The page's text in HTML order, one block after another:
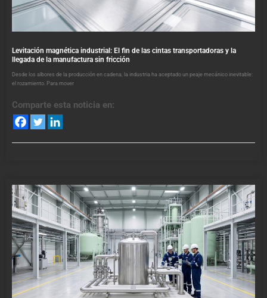
Levitación magnética industrial: El fin de las cintas transportadoras y la
llegada de la manufactura sin fricción
Desde los albores de la producción en cadena, la industria ha aceptado un peaje mecánico inevitable:
el rozamiento. Para mover
Comparte esta noticia en: